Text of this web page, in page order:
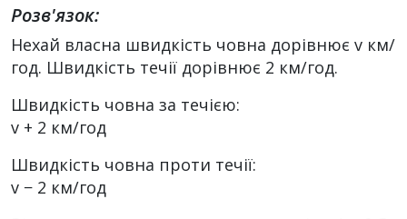
Розв'язок:
Нехай власна швидкість човна дорівнює v км/
год. Швидкість течії дорівнює 2 км/год.
Швидкість човна за течією:
v + 2 км/год
Швидкість човна проти течії:
v − 2 км/год